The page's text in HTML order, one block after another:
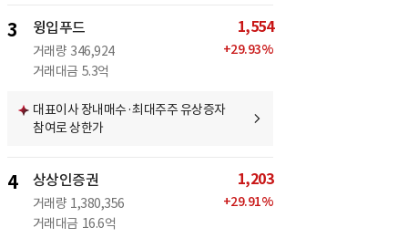
3 윙입푸드
거래량 346,924
거래대금 5.3억
1,554
+29.93%
대표이사 장내매수·최대주주 유상증자
참여로 상한가
4 상상인증권
거래량 1,380,356
거래대금 16.6억
1,203
+29.91%